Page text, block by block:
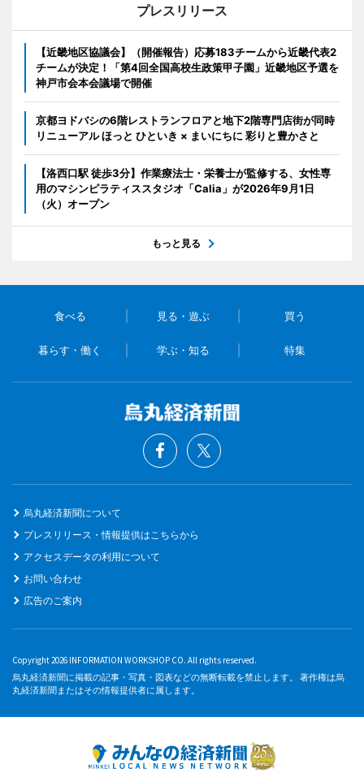
プレスリリース
【近畿地区協議会】（開催報告）応募183チームから近畿代表2
チームが決定！「第4回全国高校生政策甲子園」近畿地区予選を
神戸市会本会議場で開催
京都ヨドバシの6階レストランフロアと地下2階専門店街が同時
リニューアル ほっと ひといき × まいにちに 彩りと豊かさと
【洛西口駅 徒歩3分】作業療法士・栄養士が監修する、女性専
用のマシンピラティススタジオ「Calia」が2026年9月1日
（火）オープン
もっと見る
食べる 見る・遊ぶ 買う
暮らす・働く 学ぶ・知る 特集
烏丸経済新聞について
プレスリリース・情報提供はこちらから
アクセスデータの利用について
お問い合わせ
広告のご案内
Copyright 2026 INFORMATION WORKSHOP CO. All rights reserved.
烏丸経済新聞に掲載の記事・写真・図表などの無断転載を禁止します。 著作権は烏
丸経済新聞またはその情報提供者に属します。